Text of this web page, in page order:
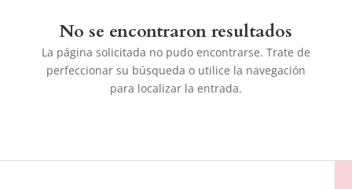
No se encontraron resultados
La página solicitada no pudo encontrarse. Trate de
perfeccionar su búsqueda o utilice la navegación
para localizar la entrada.